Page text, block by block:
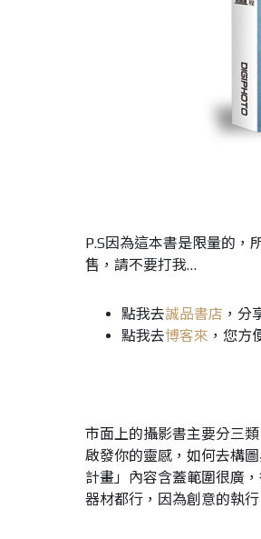
P.S因為這本書是限量的，
售，請不要打我…
點我去誠品書店 ，分
點我去博客來 ，您方
市面上的攝影書主要分三
啟發你的靈感，如何去構
計畫」內容含蓋範圍很廣
器材都行，因為創意的執